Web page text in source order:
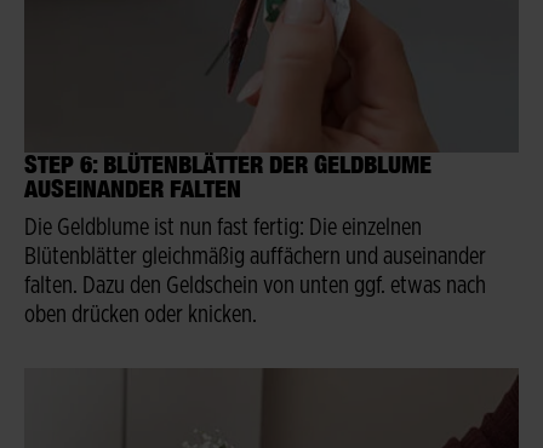
STEP 6: BLÜTENBLÄTTER DER GELDBLUME
AUSEINANDER FALTEN
Die Geldblume ist nun fast fertig: Die einzelnen
Blütenblätter gleichmäßig auffächern und auseinander
falten. Dazu den Geldschein von unten ggf. etwas nach
oben drücken oder knicken.